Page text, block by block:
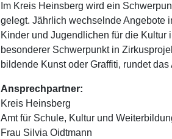
Im Kreis Heinsberg wird ein
gelegt. Jährlich wechselnde Angebote
Kinder und Jugendlichen für die
besonderer Schwerpunkt in
bildende Kunst oder Graffiti, rundet
Ansprechpartner:
Kreis Heinsberg
Amt für Schule, Kultur und
Frau Silvia Oidtmann